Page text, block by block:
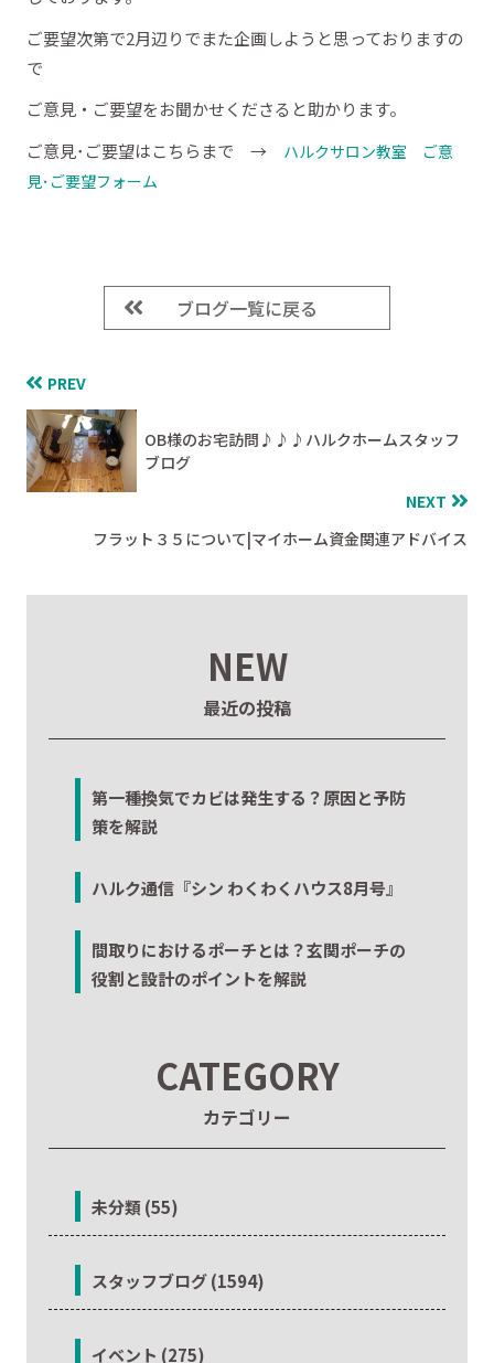
ご要望次第で2月辺りでまた企画しようと思っておりますの
で
ご意見・ご要望をお聞かせくださると助かります。
ご意見･ご要望はこちらまで → ハルクサロン教室 ご意
見･ご要望フォーム
ブログ一覧に戻る
PREV
OB様のお宅訪問♪♪♪ハルクホームスタッフ
ブログ
NEXT
フラット３５について|マイホーム資金関連アドバイス
NEW
最近の投稿
第一種換気でカビは発生する？原因と予防
策を解説
ハルク通信『シン わくわくハウス8月号』
間取りにおけるポーチとは？玄関ポーチの
役割と設計のポイントを解説
CATEGORY
カテゴリー
未分類 (55)
スタッフブログ (1594)
イベント (275)